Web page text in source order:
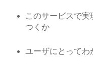
このサービスで
つくか
ユーザにとってわ